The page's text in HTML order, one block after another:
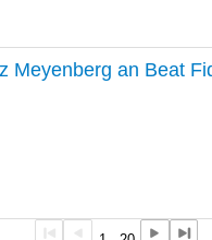
Meyenberg an Beat